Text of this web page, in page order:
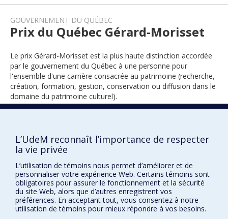
GOUVERNEMENT DU QUÉBEC
Prix du Québec Gérard-Morisset
Le prix Gérard-Morisset est la plus haute distinction accordée
par le gouvernement du Québec à une personne pour
l'ensemble d'une carrière consacrée au patrimoine (recherche,
création, formation, gestion, conservation ou diffusion dans le
domaine du patrimoine culturel).
2018
L’UdeM reconnaît l’importance de respecter
la vie privée
L’utilisation de témoins nous permet d’améliorer et de
personnaliser votre expérience Web. Certains témoins sont
obligatoires pour assurer le fonctionnement et la sécurité
du site Web, alors que d’autres enregistrent vos
préférences. En acceptant tout, vous consentez à notre
utilisation de témoins pour mieux répondre à vos besoins.